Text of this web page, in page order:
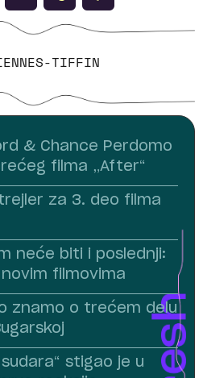
TIFFIN
& Chance Perdomo
filma „After“
za 3. deo filma
neće biti i poslednji:
filmovima
znamo o trećem delu
stigao je u